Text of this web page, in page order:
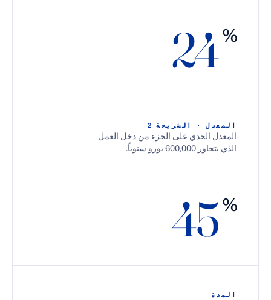
· الشريحة 2
الحدي على الجزء من دخل العمل